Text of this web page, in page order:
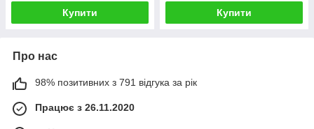
Купити Купити
Про нас
98% позитивних з 791 відгука за рік
Працює з 26.11.2020